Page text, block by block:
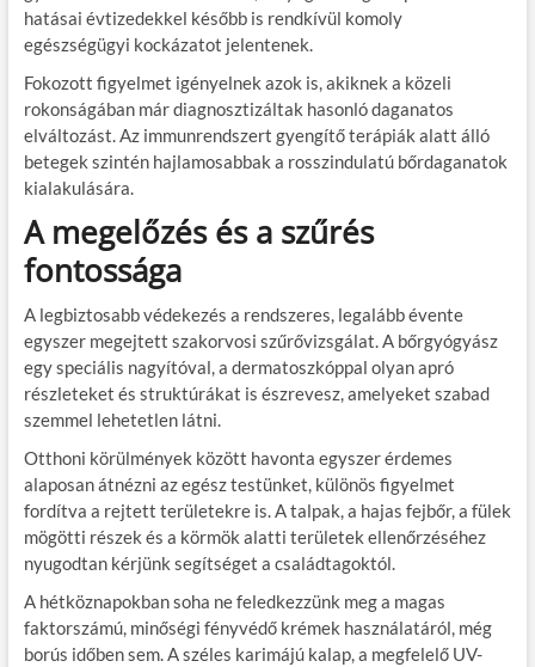
hatásai évtizedekkel később is rendkívül komoly
egészségügyi kockázatot jelentenek.
Fokozott figyelmet igényelnek azok is, akiknek a közeli
rokonságában már diagnosztizáltak hasonló daganatos
elváltozást. Az immunrendszert gyengítő terápiák alatt álló
betegek szintén hajlamosabbak a rosszindulatú bőrdaganatok
kialakulására.
A megelőzés és a szűrés
fontossága
A legbiztosabb védekezés a rendszeres, legalább évente
egyszer megejtett szakorvosi szűrővizsgálat. A bőrgyógyász
egy speciális nagyítóval, a dermatoszkóppal olyan apró
részleteket és struktúrákat is észrevesz, amelyeket szabad
szemmel lehetetlen látni.
Otthoni körülmények között havonta egyszer érdemes
alaposan átnézni az egész testünket, különös figyelmet
fordítva a rejtett területekre is. A talpak, a hajas fejbőr, a fülek
mögötti részek és a körmök alatti területek ellenőrzéséhez
nyugodtan kérjünk segítséget a családtagoktól.
A hétköznapokban soha ne feledkezzünk meg a magas
faktorszámú, minőségi fényvédő krémek használatáról, még
borús időben sem. A széles karimájú kalap, a megfelelő UV-